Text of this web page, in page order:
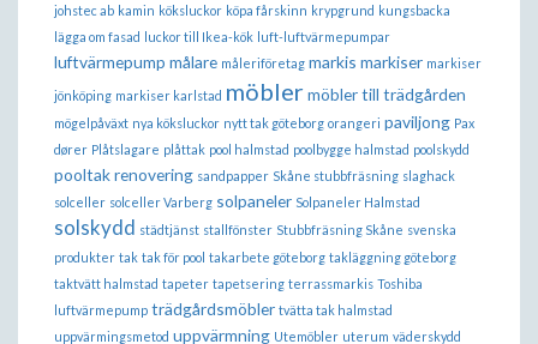
johstec ab kamin köksluckor köpa fårskinn krypgrund kungsbacka
lägga om fasad
luckor till Ikea-kök luft-luftvärmepumpar
luftvärmepump målare måleriföretag markis markiser markiser
jönköping markiser karlstad möblermöbler till trädgården
mögelpåväxt nya köksluckor nytt tak göteborg orangeri paviljong Pax
dører Plåtslagare plåttak pool halmstad poolbygge halmstad poolskydd
pooltakrenovering sandpapper Skåne stubbfräsning slaghack
solceller solceller Varberg solpaneler Solpaneler Halmstad
solskydd städtjänst stallfönster Stubbfräsning Skåne svenska
produkter tak tak för pool takarbete göteborg takläggning göteborg
taktvätt halmstad tapeter tapetsering terrassmarkis Toshiba
luftvärmepump trädgårdsmöbler tvätta tak halmstad
uppvärmingsmetod uppvärmning Utemöbler uterum väderskydd